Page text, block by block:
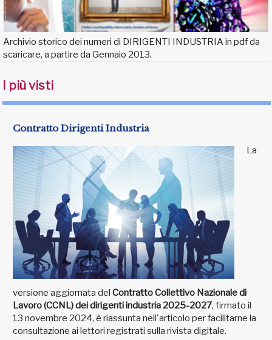
Archivio storico dei numeri di DIRIGENTI INDUSTRIA in pdf da
scaricare, a partire da Gennaio 2013.
I più visti
Contratto Dirigenti Industria
La
versione aggiornata del Contratto Collettivo Nazionale di
Lavoro (CCNL) dei dirigenti industria 2025-2027, firmato il
13 novembre 2024, è riassunta nell'articolo per facilitarne la
consultazione ai lettori registrati sulla rivista digitale.